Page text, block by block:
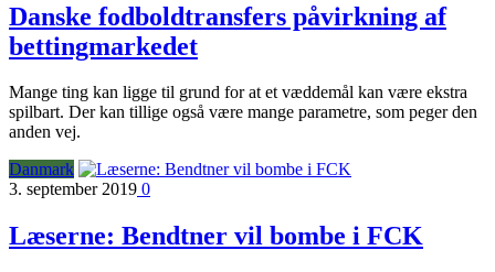
Danske fodboldtransfers påvirkning af
bettingmarkedet
Mange ting kan ligge til grund for at et væddemål kan være ekstra
spilbart. Der kan tillige også være mange parametre, som peger den
anden vej.
Danmark
3. september 2019 0
Læserne: Bendtner vil bombe i FCK